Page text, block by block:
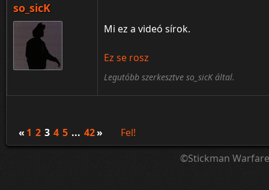
so_sicK
Mi ez a videó sírok.
Ez se rosz
Legutóbb szerkesztve so_sicK által.
« 1 2 3 4 5 ... 42»
Fel!
©Stickman Warfare